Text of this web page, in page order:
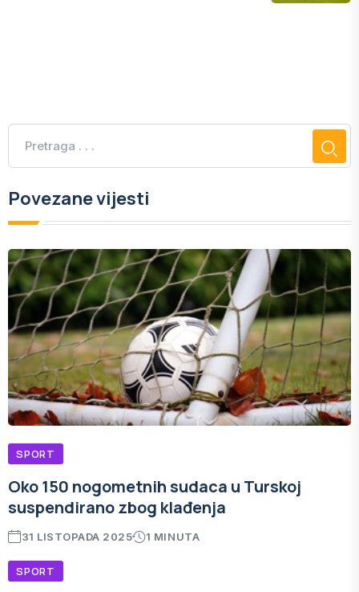
Povezane vijesti
SPORT
Oko 150 nogometnih sudaca u Turskoj
suspendirano zbog klađenja
31 LISTOPADA 2025 1 MINUTA
SPORT